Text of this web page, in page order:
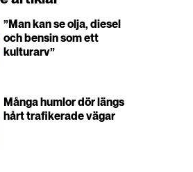
”Man kan se olja, diesel
och bensin som ett
kulturarv”
Många humlor dör längs
hårt trafikerade vägar